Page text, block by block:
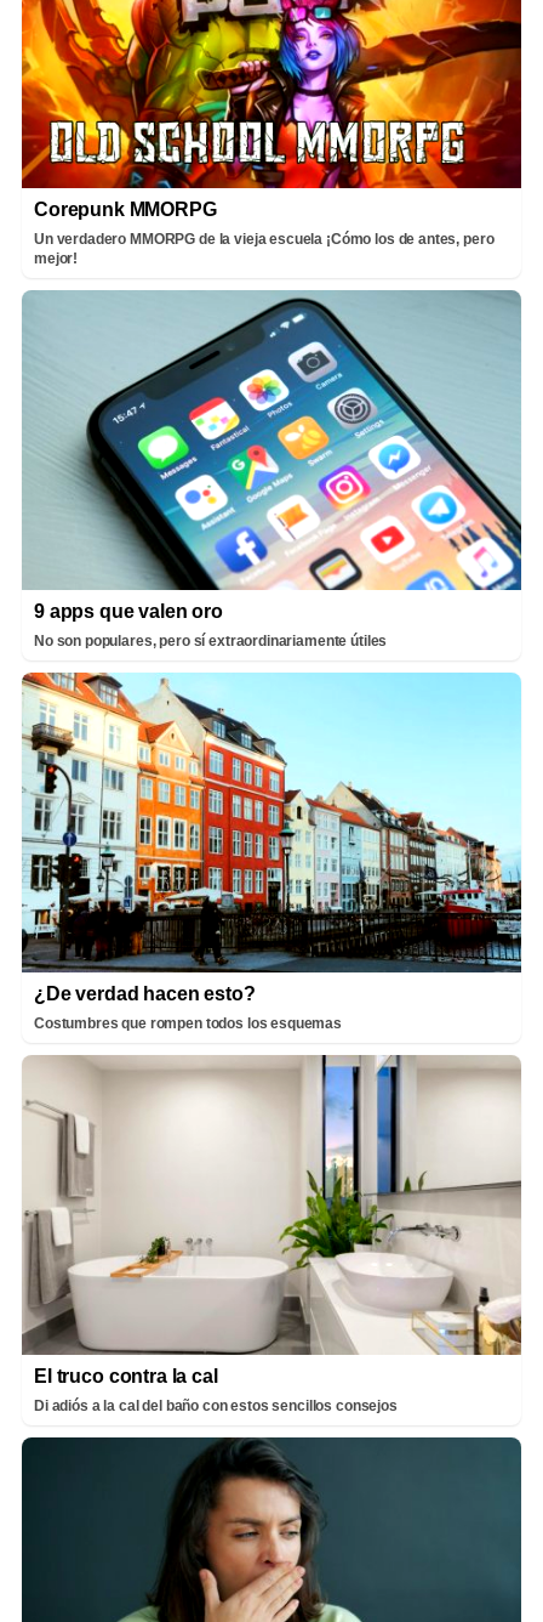
Corepunk MMORPG
Un verdadero MMORPG de la vieja escuela ¡Cómo los de antes, pero
mejor!
9 apps que valen oro
No son populares, pero sí extraordinariamente útiles
¿De verdad hacen esto?
Costumbres que rompen todos los esquemas
El truco contra la cal
Di adiós a la cal del baño con estos sencillos consejos